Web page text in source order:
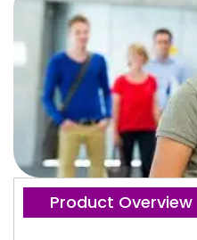
Product Overview